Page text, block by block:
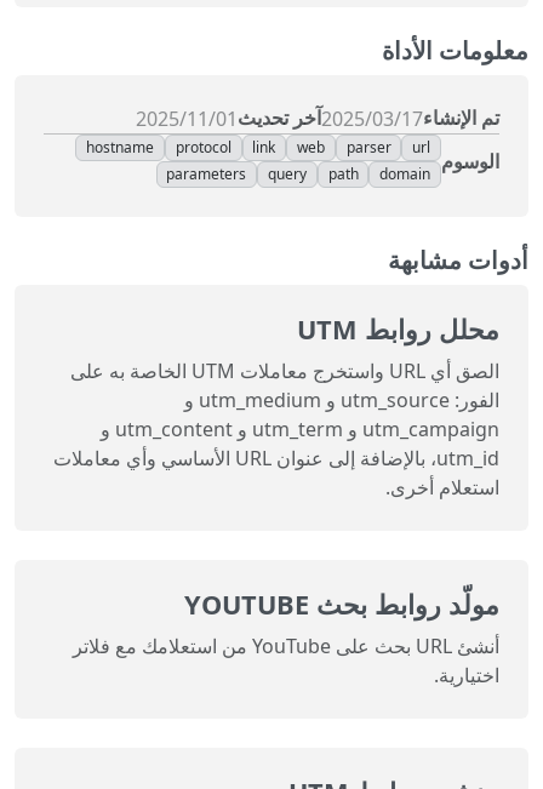
معلومات الأداة
تم الإنشاء17‏/03‏/2025 آخر تحديث01‏/11‏/2025
الوسوم
url
parser
web
link
protocol
hostname
domain
path
query
parameters
أدوات مشابهة
محلل روابط UTM
الصق أي URL واستخرج معاملات UTM الخاصة به على
الفور: utm_source و utm_medium و
utm_campaign و utm_term و utm_content و
utm_id، بالإضافة إلى عنوان URL الأساسي وأي معاملات
استعلام أخرى.
مولّد روابط بحث YOUTUBE
أنشئ URL بحث على YouTube من استعلامك مع فلاتر
اختيارية.